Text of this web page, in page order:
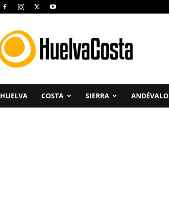
Huelva
Costa
HUELVA COSTA SIERRA ANDÉVALO